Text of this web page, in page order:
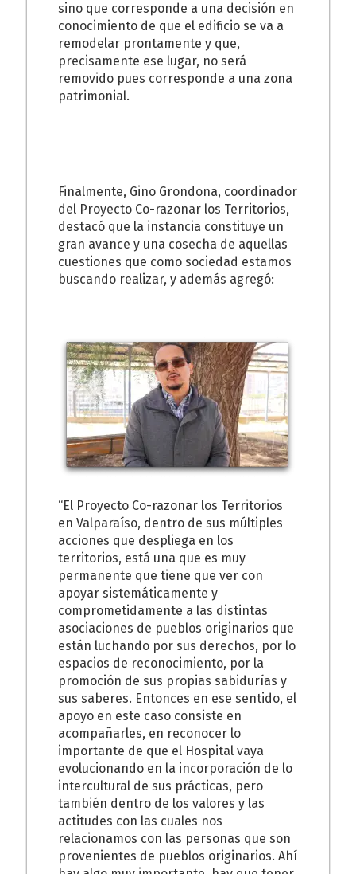
sino que corresponde a una decisión en
conocimiento de que el edificio se va a
remodelar prontamente y que,
precisamente ese lugar, no será
removido pues corresponde a una zona
patrimonial.
Finalmente, Gino Grondona, coordinador
del Proyecto Co-razonar los Territorios,
destacó que la instancia constituye un
gran avance y una cosecha de aquellas
cuestiones que como sociedad estamos
buscando realizar, y además agregó:
“El Proyecto Co-razonar los Territorios
en Valparaíso, dentro de sus múltiples
acciones que despliega en los
territorios, está una que es muy
permanente que tiene que ver con
apoyar sistemáticamente y
comprometidamente a las distintas
asociaciones de pueblos originarios que
están luchando por sus derechos, por lo
espacios de reconocimiento, por la
promoción de sus propias sabidurías y
sus saberes. Entonces en ese sentido, el
apoyo en este caso consiste en
acompañarles, en reconocer lo
importante de que el Hospital vaya
evolucionando en la incorporación de lo
intercultural de sus prácticas, pero
también dentro de los valores y las
actitudes con las cuales nos
relacionamos con las personas que son
provenientes de pueblos originarios. Ahí